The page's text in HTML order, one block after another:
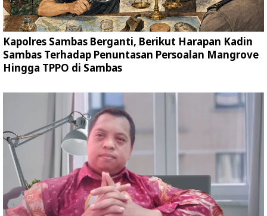
Kapolres Sambas Berganti, Berikut Harapan Kadin
Sambas Terhadap Penuntasan Persoalan Mangrove
Hingga TPPO di Sambas